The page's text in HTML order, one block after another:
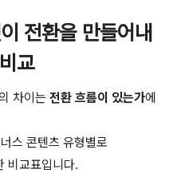
전환을 만들어내
교
차이는 전환 흐름이 있는가에
스 콘텐츠 유형별로
비교표입니다.